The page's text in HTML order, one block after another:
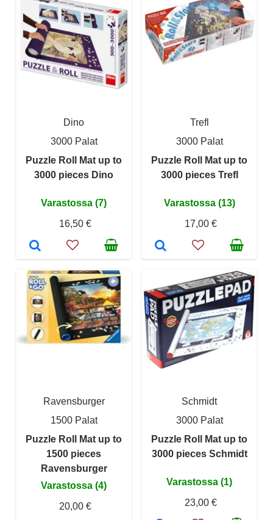
Dino
3000 Palat
Puzzle Roll Mat up to
3000 pieces Dino
Varastossa (7)
16,50 €
Trefl
3000 Palat
Puzzle Roll Mat up to
3000 pieces Trefl
Varastossa (13)
17,00 €
Ravensburger
1500 Palat
Puzzle Roll Mat up to
1500 pieces
Ravensburger
Varastossa (4)
20,00 €
Schmidt
3000 Palat
Puzzle Roll Mat up to
3000 pieces Schmidt
Varastossa (1)
23,00 €